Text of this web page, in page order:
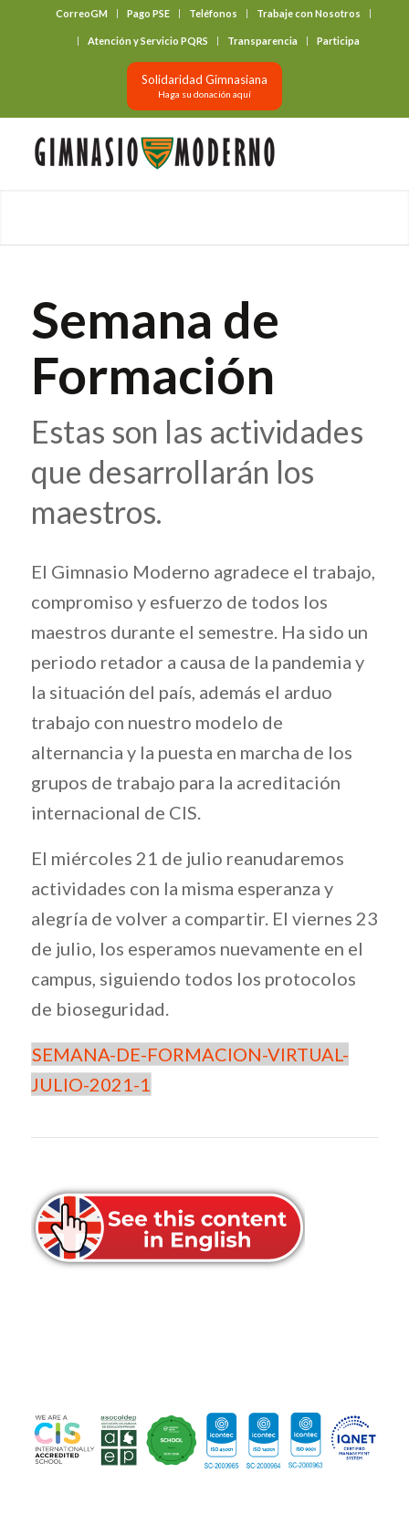
CorreoGM Pago PSE Teléfonos Trabaje con Nosotros
Atención y Servicio PQRS Transparencia Participa
Solidaridad Gimnasiana
Haga su donación aquí
Semana de
Formación
Estas son las actividades
que desarrollarán los
maestros.
El Gimnasio Moderno agradece el trabajo,
compromiso y esfuerzo de todos los
maestros durante el semestre. Ha sido un
periodo retador a causa de la pandemia y
la situación del país, además el arduo
trabajo con nuestro modelo de
alternancia y la puesta en marcha de los
grupos de trabajo para la acreditación
internacional de CIS.
El miércoles 21 de julio reanudaremos
actividades con la misma esperanza y
alegría de volver a compartir. El viernes 23
de julio, los esperamos nuevamente en el
campus, siguiendo todos los protocolos
de bioseguridad.
SEMANA-DE-FORMACION-VIRTUAL-
JULIO-2021-1